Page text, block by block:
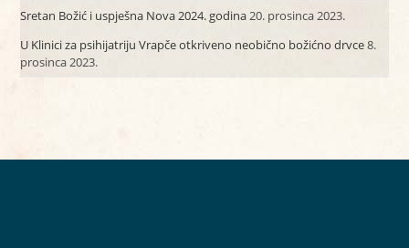
Sretan Božić i uspješna Nova 2024. godina20. prosinca 2023.
U Klinici za psihijatriju Vrapče otkriveno neobično božićno drvce8.
prosinca 2023.